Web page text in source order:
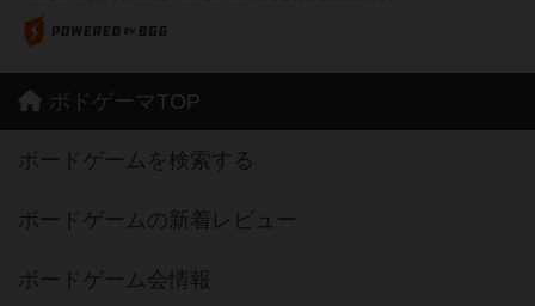
ボドゲーマTOP
ボードゲームを検索する
ボードゲームの新着レビュー
ボードゲーム会情報